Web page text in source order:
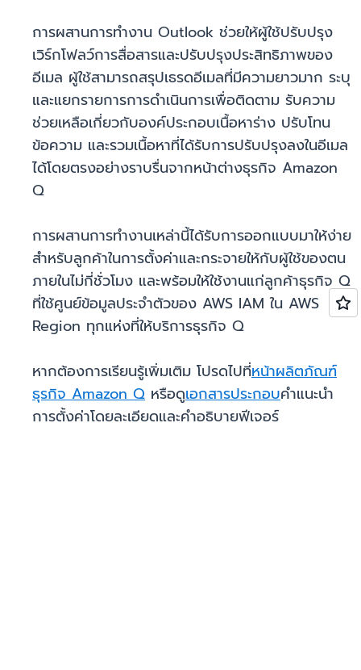
การผสานการทำงาน Outlook ช่วยให้ผู้ใช้ปรับปรุง
เวิร์กโฟลว์การสื่อสารและปรับปรุงประสิทธิภาพของ
อีเมล ผู้ใช้สามารถสรุปเธรดอีเมลที่มีความยาวมาก ระบุ
และแยกรายการการดำเนินการเพื่อติดตาม รับความ
ช่วยเหลือเกี่ยวกับองค์ประกอบเนื้อหาร่าง ปรับโทน
ข้อความ และรวมเนื้อหาที่ได้รับการปรับปรุงลงในอีเมล
ได้โดยตรงอย่างราบรื่นจากหน้าต่างธุรกิจ Amazon
Q
การผสานการทำงานเหล่านี้ได้รับการออกแบบมาให้ง่าย
สำหรับลูกค้าในการตั้งค่าและกระจายให้กับผู้ใช้ของตน
ภายในไม่กี่ชั่วโมง และพร้อมให้ใช้งานแก่ลูกค้าธุรกิจ Q
ที่ใช้ศูนย์ข้อมูลประจำตัวของ AWS IAM ใน AWS
Region ทุกแห่งที่ให้บริการธุรกิจ Q
หากต้องการเรียนรู้เพิ่มเติม โปรดไปที่หน้าผลิตภัณฑ์
ธุรกิจ Amazon Q หรือดูเอกสารประกอบคำแนะนำ
การตั้งค่าโดยละเอียดและคำอธิบายฟีเจอร์